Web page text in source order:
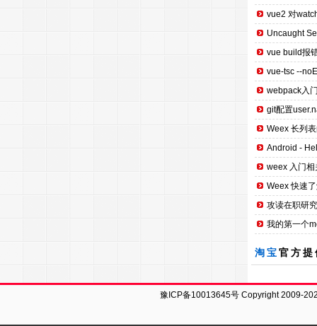
vue2 对
Uncaught
vue build报
vue-tsc --
webpack入
git配置
Weex 长列
Android -
weex 入门
Weex 快速
攻读在职研
我的第一个
淘宝官方
豫ICP备10013645号 Copyright 2009-